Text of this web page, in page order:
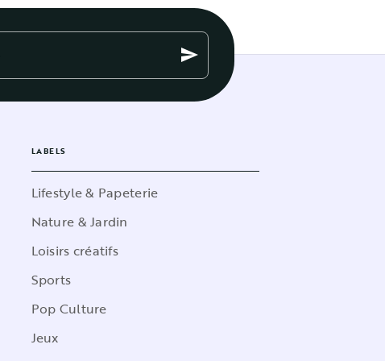
send
LABELS
Lifestyle & Papeterie
Nature & Jardin
Loisirs créatifs
Sports
Pop Culture
Jeux